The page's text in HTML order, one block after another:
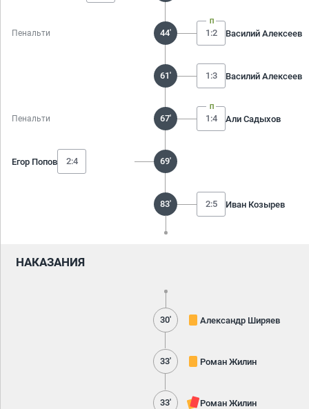
Пенальти 44' 1:2 Василий Алексеев
61' 1:3 Василий Алексеев
Пенальти 67' 1:4 Али Садыхов
Егор Попов 2:4 69'
83' 2:5 Иван Козырев
НАКАЗАНИЯ
30' Александр Ширяев
33' Роман Жилин
33' Роман Жилин